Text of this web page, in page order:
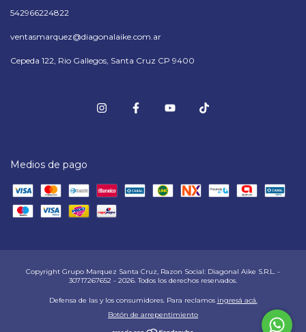
542966224822
ventasmarquez@diagonalaike.com.ar
Cepeda 122, Rio Gallegos, Santa Cruz CP 9400
Medios de pago
Copyright Grupo Marquez Santa Cruz, Razon Social: Diagonal Aike S.R.L. -
30717267652 - 2026. Todos los derechos reservados.
Defensa de las y los consumidores. Para reclamos ingresá acá.
Botón de arrepentimiento